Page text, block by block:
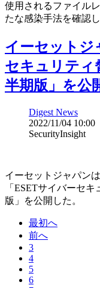
使用されるファイル
たな感染手法を確認
イーセットジ
セキュリティ
半期版」を公
Digest News
2022/11/04 10:00
SecurityInsight
イーセットジャパン
「ESETサイバーセ
版」を公開した。
最初へ
前へ
3
4
5
6